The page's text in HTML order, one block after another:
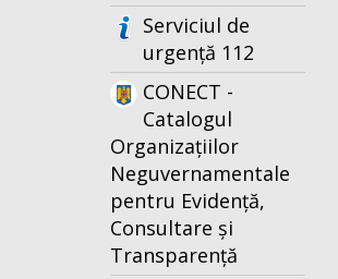
Serviciul de
urgență 112
CONECT -
Catalogul
Organizațiilor
Neguvernamentale
pentru Evidență,
Consultare și
Transparență